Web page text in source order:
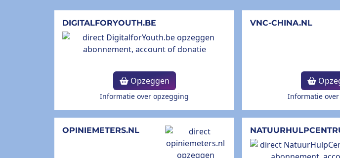
DIGITALFORYOUTH.BE
Opzeggen
Informatie over opzegging
VNC-CHINA.NL
Informatie
OPINIEMETERS.NL